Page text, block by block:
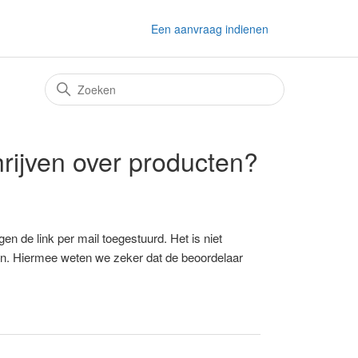
Een aanvraag indienen
over producten?
de link per mail toegestuurd. Het is niet
Hiermee weten we zeker dat de beoordelaar